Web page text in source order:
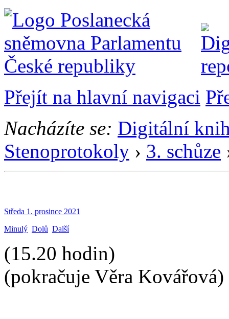
Přejít na hlavní navigaci
Nacházíte se: Digitální
Stenoprotokoly › 3. schůze
Středa 1. prosince 2021
Minulý Dolů Další
(15.20 hodin)
(pokračuje Věra Kovářová)